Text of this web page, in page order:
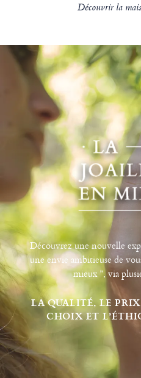
Découvrir la
Découvrez une nouvelle
une envie ambitieuse de
mieux ”, via
LA QUALITÉ, LE
CHOIX ET